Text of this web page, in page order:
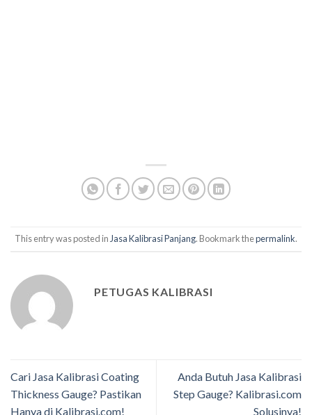
This entry was posted in Jasa Kalibrasi Panjang. Bookmark thepermalink.
PETUGAS KALIBRASI
Cari Jasa Kalibrasi Coating
Thickness Gauge? Pastikan
Hanya di Kalibrasi.com!
Anda Butuh Jasa Kalibrasi
Step Gauge? Kalibrasi.com
Solusinya!